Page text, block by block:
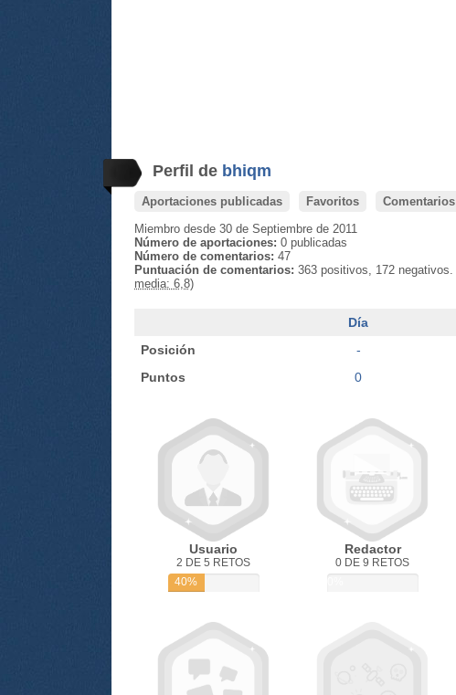
Perfil de bhiqm
Aportaciones publicadas Favoritos Comentarios
Miembro desde 30 de Septiembre de 2011
Número de aportaciones: 0 publicadas
Número de comentarios: 47
Puntuación de comentarios: 363 positivos, 172 negativos.
media: 6,8)
Día
Posición
-
Puntos
0
Usuario
2 DE 5 RETOS
40%
Redactor
0 DE 9 RETOS